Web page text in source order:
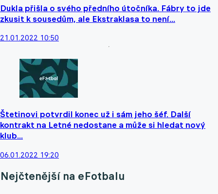
Dukla přišla o svého předního útočníka. Fábry to jde
zkusit k sousedům, ale Ekstraklasa to není...
21.01.2022 10:50
Štetinovi potvrdil konec už i sám jeho šéf. Další
kontrakt na Letné nedostane a může si hledat nový
klub...
06.01.2022 19:20
Nejčtenější na eFotbalu